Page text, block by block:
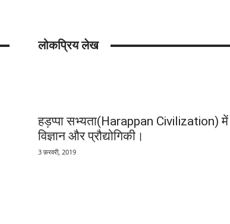
लोकप्रिय लेख
हड़प्पा सभ्यता(Harappan Civilization) में
विज्ञान और प्रौद्योगिकी।
3 फ़रवरी, 2019